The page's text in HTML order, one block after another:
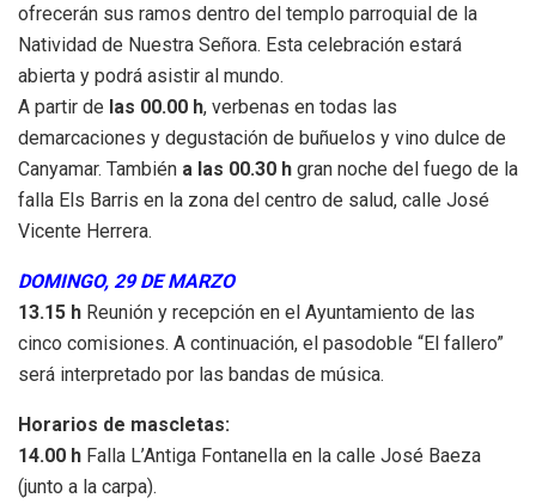
ofrecerán sus ramos dentro del templo parroquial de la
Natividad de Nuestra Señora. Esta celebración estará
abierta y podrá asistir al mundo.
A partir de las 00.00 h, verbenas en todas las
demarcaciones y degustación de buñuelos y vino dulce de
Canyamar. También a las 00.30 h gran noche del fuego de la
falla Els Barris en la zona del centro de salud, calle José
Vicente Herrera.
DOMINGO, 29 DE MARZO
13.15 h Reunión y recepción en el Ayuntamiento de las
cinco comisiones. A continuación, el pasodoble “El fallero”
será interpretado por las bandas de música.
Horarios de mascletas:
14.00 h Falla L’Antiga Fontanella en la calle José Baeza
(junto a la carpa).